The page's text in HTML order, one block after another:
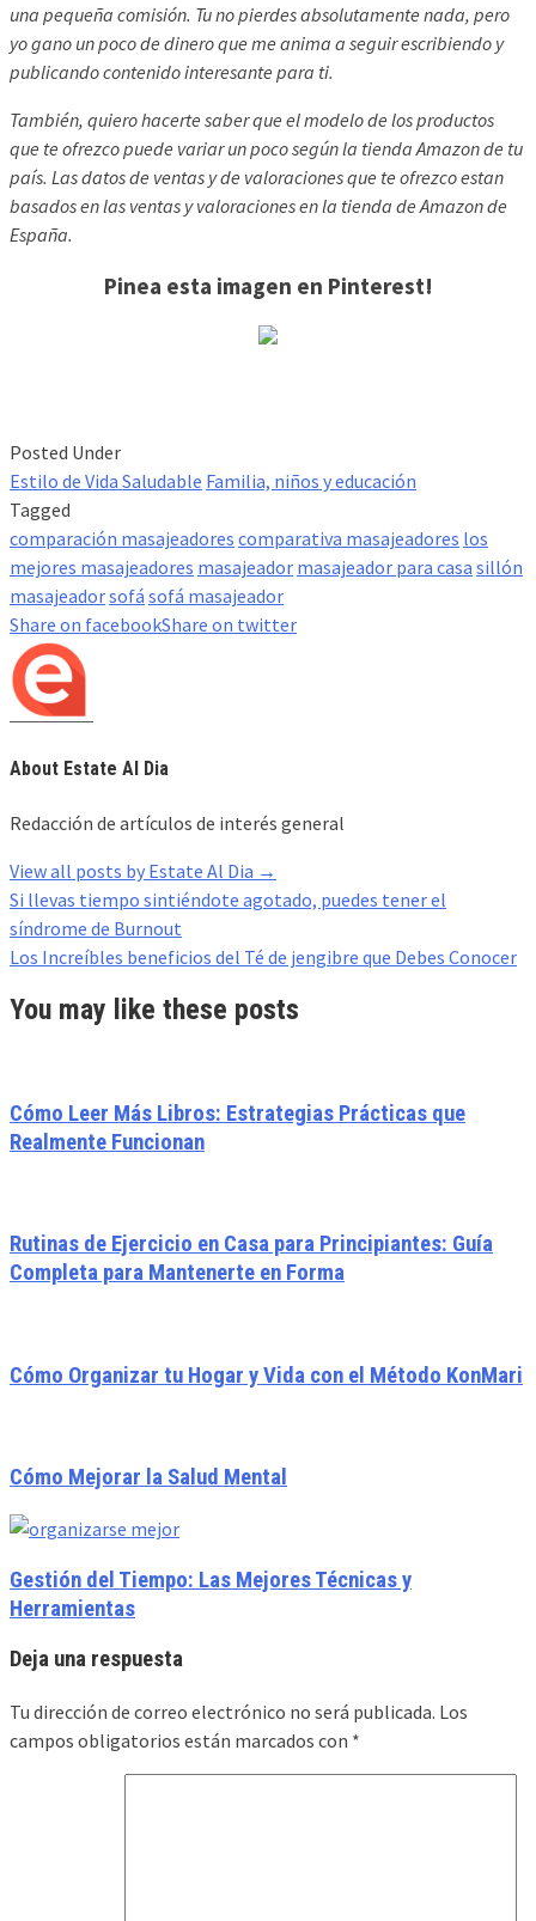
una pequeña comisión. Tu no pierdes absolutamente nada, pero
yo gano un poco de dinero que me anima a seguir escribiendo y
publicando contenido interesante para ti.
También, quiero hacerte saber que el modelo de los productos
que te ofrezco puede variar un poco según la tienda Amazon de tu
país. Las datos de ventas y de valoraciones que te ofrezco estan
basados en las ventas y valoraciones en la tienda de Amazon de
España.
Pinea esta imagen en Pinterest!
Posted Under
Estilo de Vida Saludable Familia, niños y educación
Tagged
comparación masajeadores comparativa masajeadores los
mejores masajeadores masajeador masajeador para casa sillón
masajeadorsofá sofá masajeador
Share on facebookShare on twitter
About Estate Al Dia
Redacción de artículos de interés general
View all posts by Estate Al Dia →
Post
navigation
Si llevas tiempo sintiéndote agotado, puedes tener el
síndrome de Burnout
Los Increíbles beneficios del Té de jengibre que Debes Conocer
You may like these posts
Cómo Leer Más Libros: Estrategias Prácticas que
Realmente Funcionan
Rutinas de Ejercicio en Casa para Principiantes: Guía
Completa para Mantenerte en Forma
Cómo Organizar tu Hogar y Vida con el Método KonMari
Cómo Mejorar la Salud Mental
Gestión del Tiempo: Las Mejores Técnicas y
Herramientas
Deja una respuesta
Tu dirección de correo electrónico no será publicada. Los
campos obligatorios están marcados con *